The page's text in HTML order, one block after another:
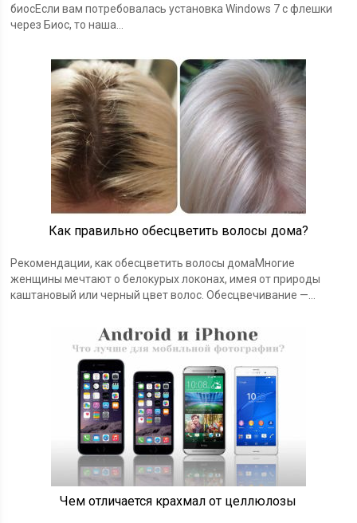
биосЕсли вам потребовалась установка Windows 7 с флешки
через Биос, то наша…
Как правильно обесцветить волосы дома?
Рекомендации, как обесцветить волосы домаМногие
женщины мечтают о белокурых локонах, имея от природы
каштановый или черный цвет волос. Обесцвечивание —…
Чем отличается крахмал от целлюлозы